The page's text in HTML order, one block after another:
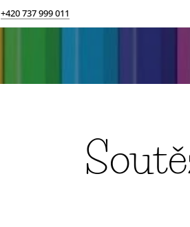
+420 737 999 011